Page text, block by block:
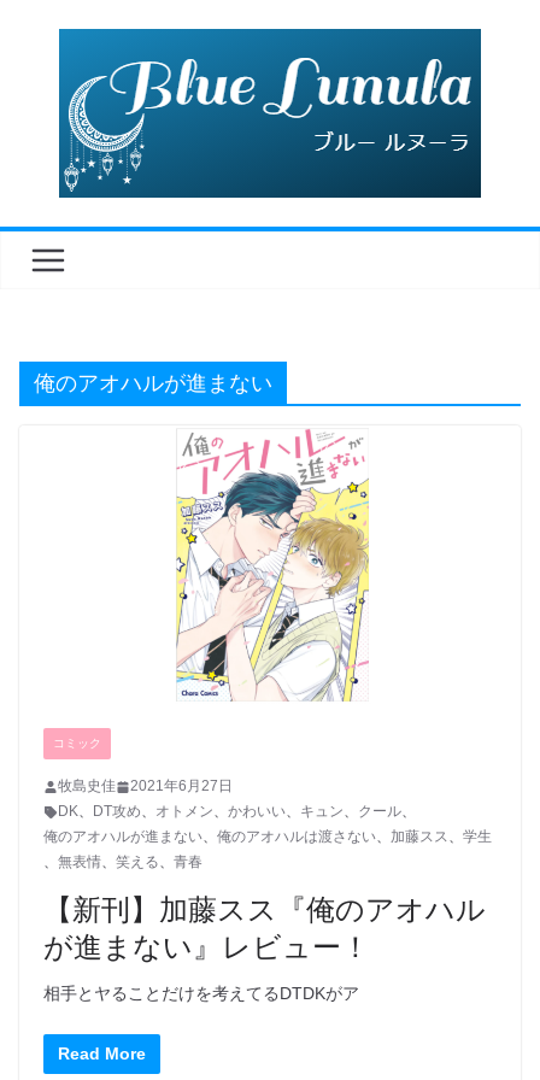
俺のアオハルが進まない
コミック
牧島史佳
2021年6月27日
DK、 DT攻め、 オトメン、 かわいい、 キュン、 クール、
俺のアオハルが進まない、 俺のアオハルは渡さない、 加藤スス、 学生
、 無表情、 笑える、 青春
【新刊】加藤スス『俺のアオハル
が進まない』レビュー！
相手とヤることだけを考えてるDTDKがア
Read More